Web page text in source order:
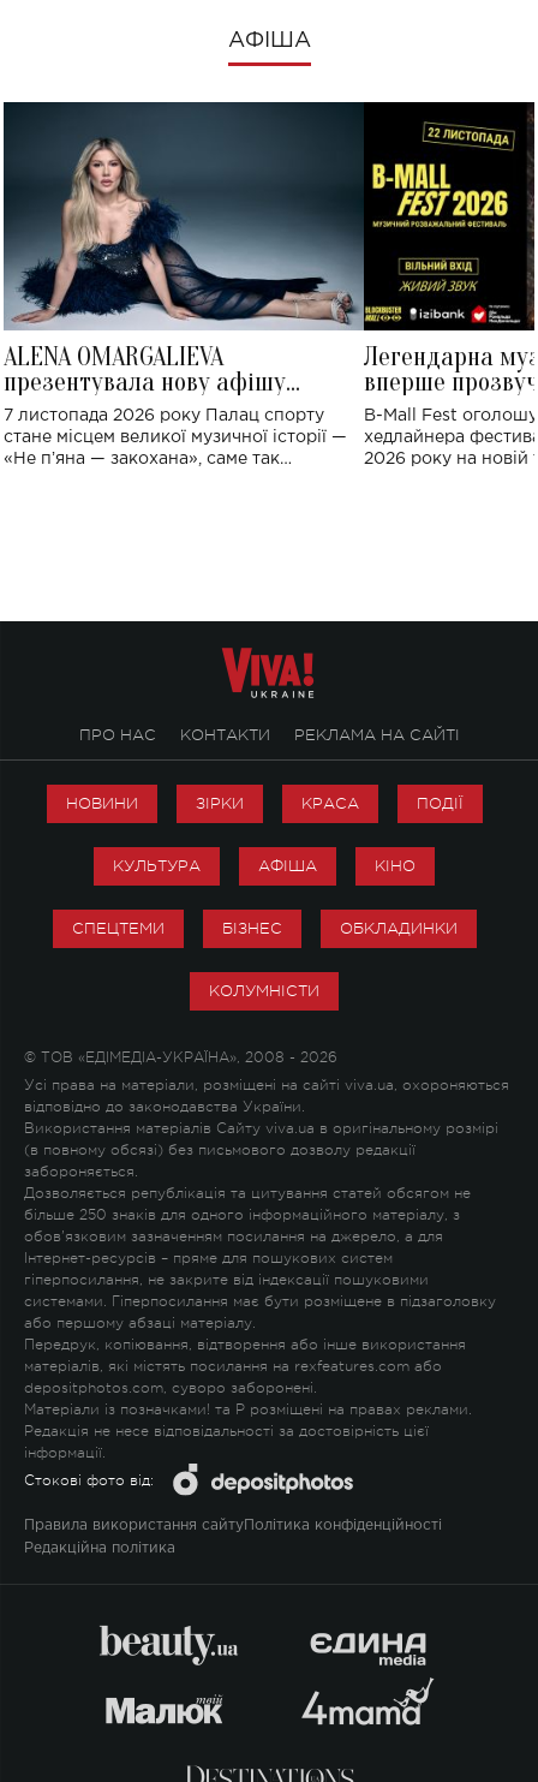
АФІША
ALENA OMARGALIEVA
презентувала нову афішу
великого концерту в Палаці
спорту
7 листопада 2026 року Палац спорту
стане місцем великої музичної історії —
«Не пʼяна — закохана», саме так
Легендарна
вперше
Україні: де
B-Mall Fest
хедлайнера
2026 року на новій
ПРО НАС КОНТАКТИ РЕКЛАМА НА САЙТІ
НОВИНИ ЗІРКИ КРАСА ПОДІЇ
КУЛЬТУРА АФІША КІНО
СПЕЦТЕМИ БІЗНЕС ОБКЛАДИНКИ
КОЛУМНІСТИ
© ТОВ «ЕДІМЕДІА-УКРАЇНА», 2008 - 2026
Усі права на матеріали, розміщені на сайті viva.ua, охороняються
відповідно до законодавства України.
Використання матеріалів Сайту viva.ua в оригінальному розмірі
(в повному обсязі) без письмового дозволу редакції
забороняється.
Дозволяється републікація та цитування статей обсягом не
більше 250 знаків для одного інформаційного матеріалу, з
обов'язковим зазначенням посилання на джерело, а для
Інтернет-ресурсів – пряме для пошукових систем
гіперпосилання, не закрите від індексації пошуковими
системами. Гіперпосилання має бути розміщене в підзаголовку
або першому абзаці матеріалу.
Передрук, копіювання, відтворення або інше використання
матеріалів, які містять посилання на rexfeatures.com або
depositphotos.com, суворо заборонені.
Матеріали із позначками! та P розміщені на правах реклами.
Редакція не несе відповідальності за достовірність цієї
інформації.
Стокові фото від:
Правила використання сайту Політика конфіденційності
Редакційна політика